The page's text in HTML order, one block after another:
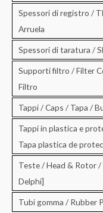
Spessori di registro /
Arruela
Spessori di taratura /
Supporti filtro / Filter
Filtro
Tappi / Caps / Tapa /
Tappi in plastica e
Tapa plastica de
Teste / Head & Rotor
Delphi]
Tubi gomma / Rubber